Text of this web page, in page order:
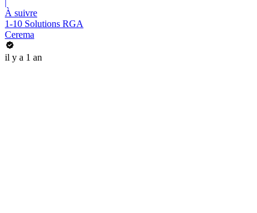
|
À suivre
1-10 Solutions RGA
Cerema
il y a 1 an